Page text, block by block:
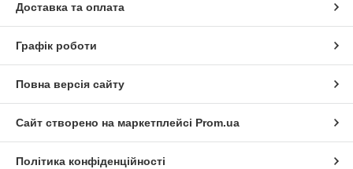
Доставка та оплата
Графік роботи
Повна версія сайту
Сайт створено на маркетплейсі Prom.ua
Політика конфіденційності